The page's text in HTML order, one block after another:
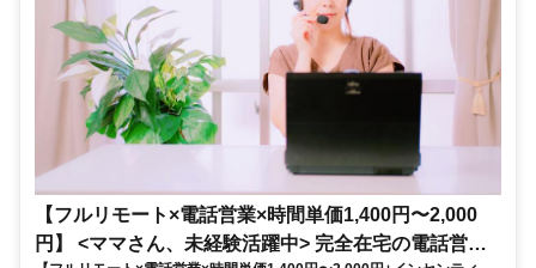
【フルリモート×電話営業×時間単価1,400円〜2,000
円】 <ママさん、未経験活躍中> 完全在宅の電話営業